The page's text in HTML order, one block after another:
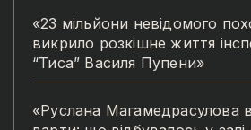
«23 мільйони невідомого
викрило розкішне життя
“Тиса” Василя Пупени»
«Руслана Магамедрасулова